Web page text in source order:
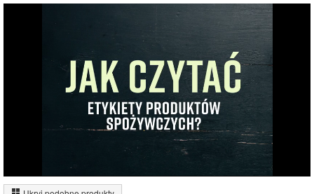
Pozostałe (18%)
71.3%